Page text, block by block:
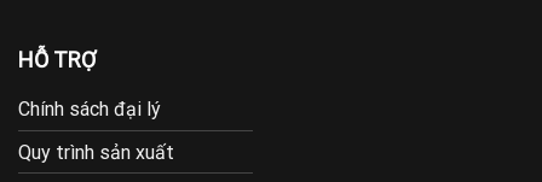
HỖ TRỢ
Chính sách đại lý
Quy trình sản xuất